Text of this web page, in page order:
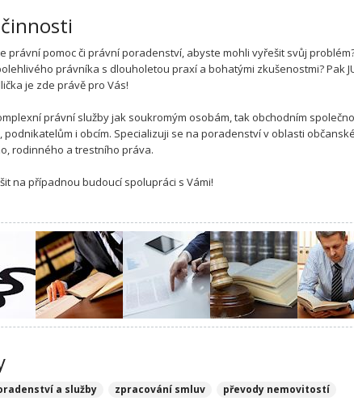
právní pomoc či právní poradenství, abyste mohli vyřešit svůj
právníka s dlouholetou praxí a bohatými zkušenostmi? Pak
je zde právě pro Vás!
právní služby jak soukromým osobám, tak obchodním
podnikatelům i obcím. Specializuji se na poradenství v oblasti
rodinného a trestního práva.
na případnou budoucí spolupráci s Vámi!
a služby zpracování smluv
převody nemovitostí